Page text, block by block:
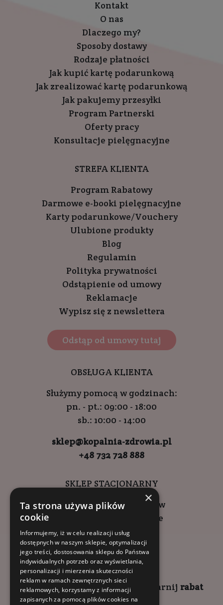
Kontakt
O nas
Dlaczego my?
Sposoby dostawy
Rodzaje płatności
Jak kupić kartę podarunkową
Jak zrealizować kartę podarunkową
Jak pakujemy przesyłki
Program Partnerski
Oferty pracy
Konsultacje pielęgnacyjne
STREFA KLIENTA
Program Rabatowy
Darmowe e-booki pielęgnacyjne
Karty podarunkowe/Vouchery
Ulubione produkty
Blog
Regulamin
Polityka prywatności
Odstąpienie od umowy
Reklamacje
Wypisz się z newslettera
Odstąp od umowy tutaj
OBSŁUGA KLIENTA
Służymy pomocą w godzinach:
pn. - pt.: 09:00 - 18:00
sb.: 10:00 - 14:00
sklep@kopalnia-zdrowia.pl
+48 732 728 888
SKLEP STACJONARNY
ul. Wadowicka 6, Kraków
Kompleks Buma Square
godziny otwarcia:
9:00 - 18:00 (pon-pt)
10:00 - 14:00 (sob)
Zapisz się naNEWSLETTER zgarnij rabat
×
Ta strona używa plików
cookie
Informujemy, iż w celu realizacji usług
dostępnych w naszym sklepie, optymalizacji
jego treści, dostosowania sklepu do Państwa
indywidualnych potrzeb oraz wyświetlania,
personalizacji i mierzenia skuteczności
reklam w ramach zewnętrznych sieci
reklamowych, korzystamy z informacji
zapisanych za pomocą plików cookies na